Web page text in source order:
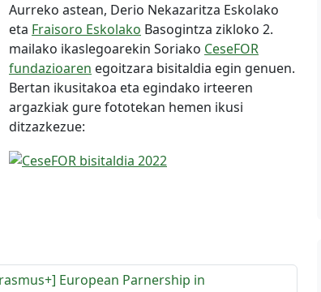
Aurreko astean, Derio Nekazaritza Eskolako
eta Fraisoro Eskolako Basogintza zikloko 2.
mailako ikaslegoarekin Soriako CeseFOR
fundazioaren egoitzara bisitaldia egin genuen.
Bertan ikusitakoa eta egindako irteeren
argazkiak gure fototekan hemen ikusi
ditzazkezue:
European Parnership in